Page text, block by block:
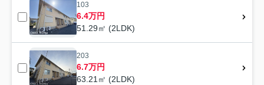
103
6.4万円
51.29㎡ (2LDK)
203
6.7万円
63.21㎡ (2LDK)